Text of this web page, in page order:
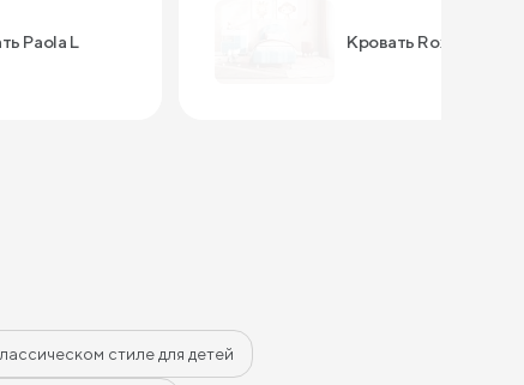
и
Paola L Кровать Roxy
стиле для детей